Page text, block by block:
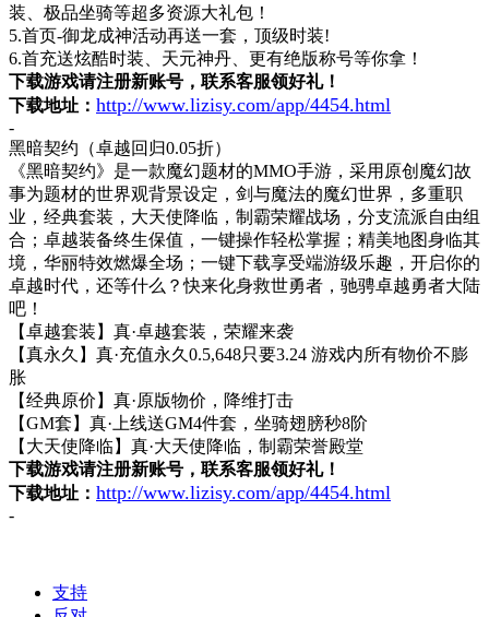
装、极品坐骑等超多资源大礼包！
5.首页-御龙成神活动再送一套，顶级时装!
6.首充送炫酷时装、天元神丹、更有绝版称号等你拿！
下载游戏请注册新账号，联系客服领好礼！
下载地址： http://www.lizisy.com/app/4454.html
-
黑暗契约（卓越回归0.05折）
《黑暗契约》是一款魔幻题材的MMO手游，采用原创魔幻故
事为题材的世界观背景设定，剑与魔法的魔幻世界，多重职
业，经典套装，大天使降临，制霸荣耀战场，分支流派自由组
合；卓越装备终生保值，一键操作轻松掌握；精美地图身临其
境，华丽特效燃爆全场；一键下载享受端游级乐趣，开启你的
卓越时代，还等什么？快来化身救世勇者，驰骋卓越勇者大陆
吧！
【卓越套装】真·卓越套装，荣耀来袭
【真永久】真·充值永久0.5,648只要3.24 游戏内所有物价不膨
胀
【经典原价】真·原版物价，降维打击
【GM套】真·上线送GM4件套，坐骑翅膀秒8阶
【大天使降临】真·大天使降临，制霸荣誉殿堂
下载游戏请注册新账号，联系客服领好礼！
下载地址： http://www.lizisy.com/app/4454.html
-
支持